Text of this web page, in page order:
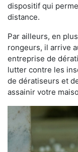
dispositif qui
distance.
Par ailleurs, en
rongeurs, il arrive
entreprise de
lutter contre les
de dératiseurs et
assainir votre